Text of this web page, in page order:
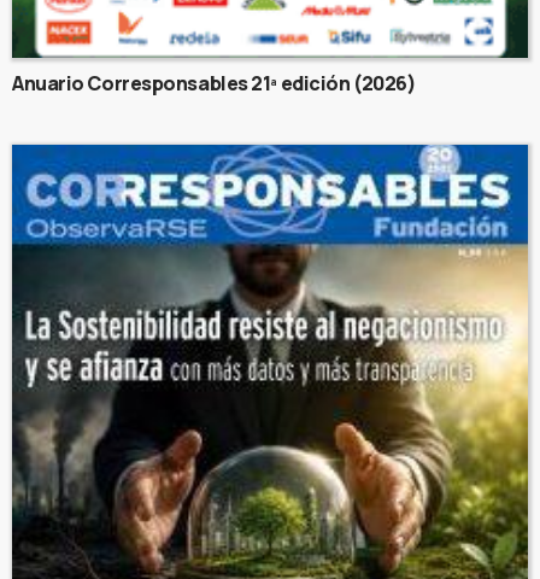
Anuario Corresponsables 21ª edición (2026)